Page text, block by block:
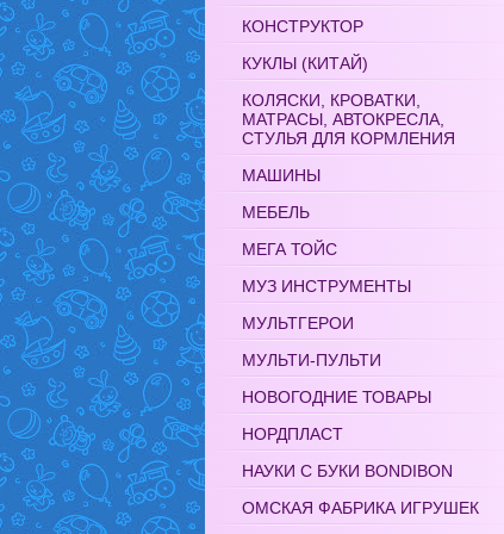
КОНСТРУКТОР
КУКЛЫ (КИТАЙ)
КОЛЯСКИ, КРОВАТКИ,
МАТРАСЫ, АВТОКРЕСЛА,
СТУЛЬЯ ДЛЯ КОРМЛЕНИЯ
МАШИНЫ
МЕБЕЛЬ
МЕГА ТОЙС
МУЗ ИНСТРУМЕНТЫ
МУЛЬТГЕРОИ
МУЛЬТИ-ПУЛЬТИ
НОВОГОДНИЕ ТОВАРЫ
НОРДПЛАСТ
НАУКИ С БУКИ BONDIBON
ОМСКАЯ ФАБРИКА ИГРУШЕК